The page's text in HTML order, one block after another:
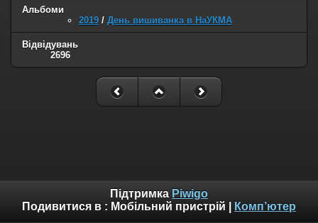
Альбоми
2019 / День вишиванка в НаУКМА
Відвідувань
2696
Підтримка Piwigo
Подивитися в : Мобільний пристрій Комп’ютер